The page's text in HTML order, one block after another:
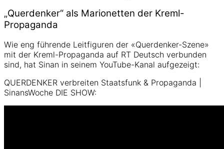
„Querdenker“ als Marionetten der Kreml-
Propaganda
Wie eng führende Leitfiguren der «Querdenker-Szene»
mit der Kreml-Propaganda auf RT Deutsch verbunden
sind, hat Sinan in seinem YouTube-Kanal aufgezeigt:
QUERDENKER verbreiten Staatsfunk & Propaganda |
SinansWoche DIE SHOW: